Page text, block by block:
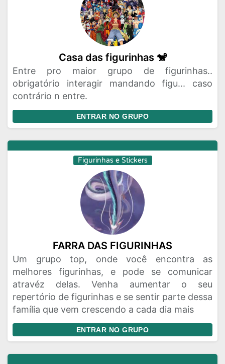
Casa das figurinhas 🐒
Entre pro maior grupo de figurinhas..
obrigatório interagir mandando figu... caso
contrário n entre.
ENTRAR NO GRUPO
Figurinhas e Stickers
FARRA DAS FIGURINHAS
Um grupo top, onde você encontra as
melhores figurinhas, e pode se comunicar
atravéz delas. Venha aumentar o seu
repertório de figurinhas e se sentir parte dessa
família que vem crescendo a cada dia mais
ENTRAR NO GRUPO